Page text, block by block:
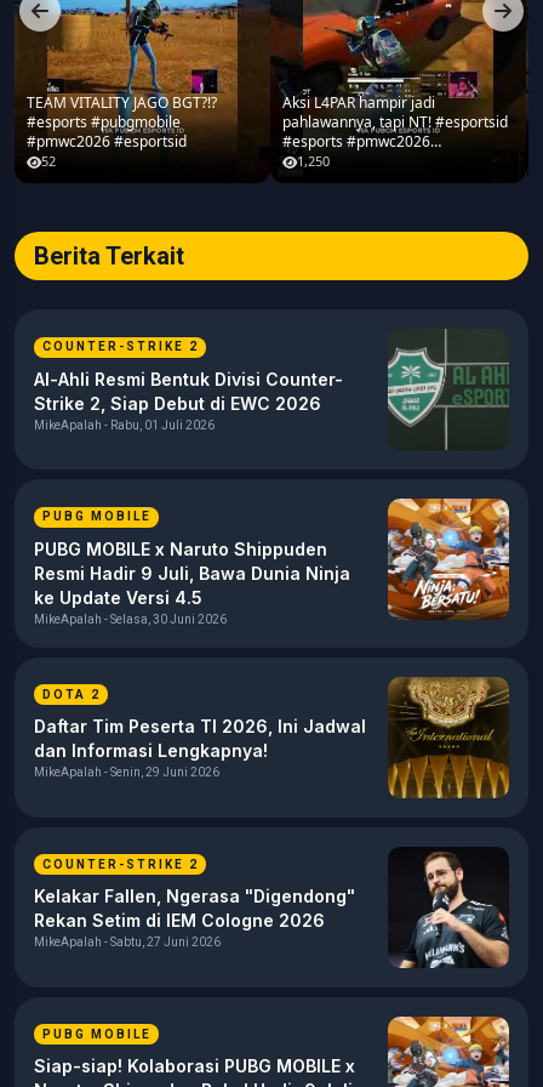
TEAM VITALITY JAGO BGT?!?
#esports #pubgmobile
#pmwc2026 #esportsid
52
Aksi L4PAR hampir jadi
pahlawannya, tapi NT! #esportsid
#esports #pmwc2026
#pubgmobile #teamrrq
1,250
Berita Terkait
COUNTER-STRIKE 2
Al-Ahli Resmi Bentuk Divisi Counter-
Strike 2, Siap Debut di EWC 2026
MikeApalah - Rabu, 01 Juli 2026
PUBG MOBILE
PUBG MOBILE x Naruto Shippuden
Resmi Hadir 9 Juli, Bawa Dunia Ninja
ke Update Versi 4.5
MikeApalah - Selasa, 30 Juni 2026
DOTA 2
Daftar Tim Peserta TI 2026, Ini Jadwal
dan Informasi Lengkapnya!
MikeApalah - Senin, 29 Juni 2026
COUNTER-STRIKE 2
Kelakar Fallen, Ngerasa "Digendong"
Rekan Setim di IEM Cologne 2026
MikeApalah - Sabtu, 27 Juni 2026
PUBG MOBILE
Siap-siap! Kolaborasi PUBG MOBILE x